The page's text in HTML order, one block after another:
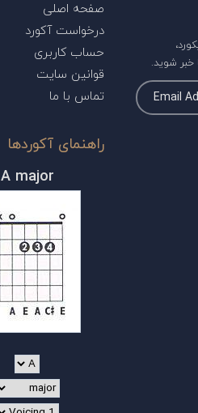
خبر شوید.
صفحه اصلی
درخواست آکورد
حساب کاربری
قوانین سایت
تماس با ما
راهنمای آکوردها
A major